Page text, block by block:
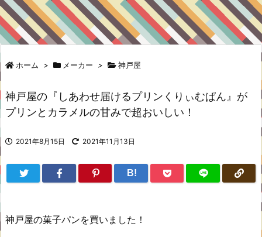
ホーム > メーカー > 神戸屋
神戸屋の『しあわせ届けるプリンくりぃむぱん』が
プリンとカラメルの甘みで超おいしい！
2021年8月15日 2021年11月13日
B!
神戸屋の菓子パンを買いました！